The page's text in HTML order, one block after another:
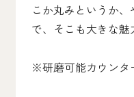
こか丸みというか
で、そこも大きな魅
※研磨可能カウンタ